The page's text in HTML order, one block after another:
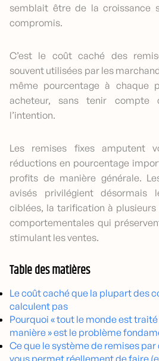
semblait être de la croissance
compromis.
C’est le coût caché des
souvent utilisées par les
même pourcentage à chaque
acheteur, sans tenir
l’intention.
Les remises fixes amputent
réductions en pourcentage
profits de manière générale.
avisés privilégient désormais
ciblées, la tarification à
comportementales qui
stimulant les ventes.
Table des matières
Le coût caché que la plupart des
calculent pas
Pourquoi « tout le monde est
manière » est le problème
Ce que le système de remises